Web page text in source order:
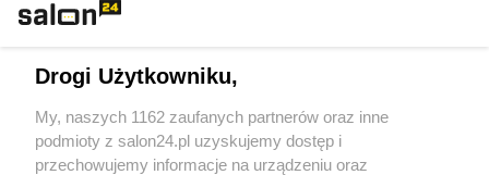
Sport
Społeczeństwo
Drogi Użytkowniku,
My, naszych 1162 zaufanych partnerów oraz inne
podmioty z salon24.pl uzyskujemy dostęp i
przechowujemy informacje na urządzeniu oraz